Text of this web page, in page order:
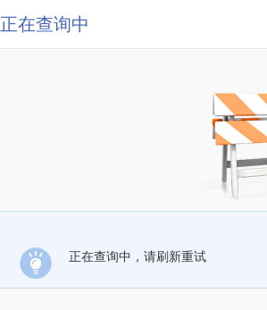
正在查询中
正在查询中，请刷新重试